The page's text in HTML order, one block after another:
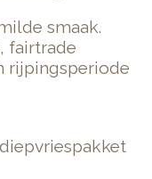
smaak.
fairtrade
rijpingsperiode